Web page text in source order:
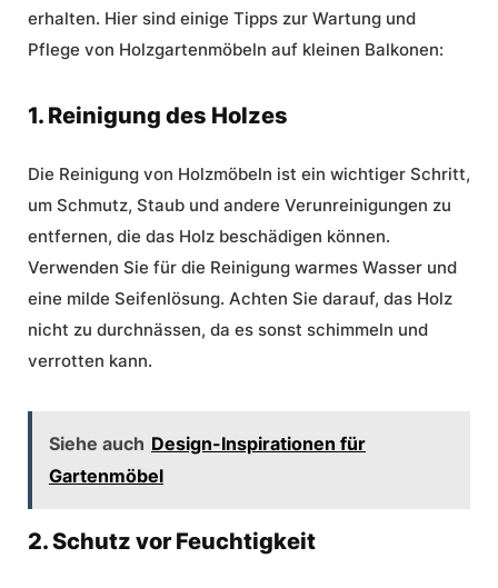
erhalten. Hier sind einige Tipps zur Wartung und
Pflege von Holzgartenmöbeln auf kleinen Balkonen:
1. Reinigung des Holzes
Die Reinigung von Holzmöbeln ist ein wichtiger Schritt,
um Schmutz, Staub und andere Verunreinigungen zu
entfernen, die das Holz beschädigen können.
Verwenden Sie für die Reinigung warmes Wasser und
eine milde Seifenlösung. Achten Sie darauf, das Holz
nicht zu durchnässen, da es sonst schimmeln und
verrotten kann.
Siehe auch Design-Inspirationen für
Gartenmöbel
2. Schutz vor Feuchtigkeit